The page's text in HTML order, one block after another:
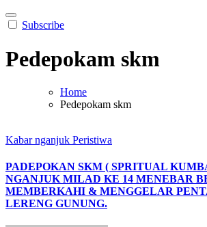
Subscribe
Pedepokam skm
Home
Pedepokam skm
Kabar nganjuk Peristiwa
PADEPOKAN SKM ( SPRITUAL
NGANJUK MILAD KE 14 MENEBAR
MEMBERKAHI & MENGGELAR
LERENG GUNUNG.